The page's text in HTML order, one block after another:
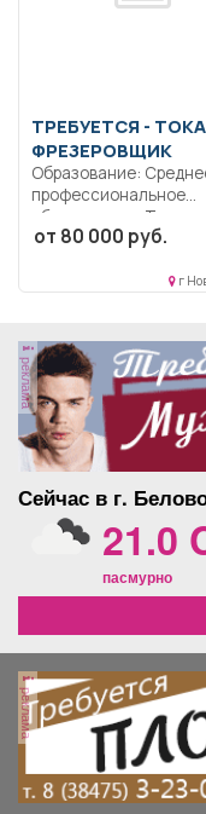
ТРЕБУЕТСЯ -
ФРЕЗЕРОВЩИК
Образование:
профессиональное
образование..
обработка деталей:
от 80 000 руб.
г
реклама
Сейчас в г.
21.0
пасмурно
реклама